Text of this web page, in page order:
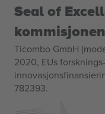
Seal of
kommisjonen
Ticombo GmbH
2020, EUs
782393.